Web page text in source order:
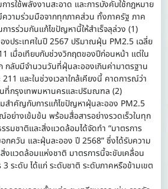
รใช้พลังงานสะอาด และการบังคับใช้กฎหมาย
วามร่วมมือจากทุกภาคส่วน ทั้งภาครัฐ ภาค
การร่วมกันแก้ไขปัญหานี้ให้สำเร็จลุล่วง (1)
เทศในปี 2567 ปริมาณฝุ่น PM2.5 เฉลี่ย
เมื่อเทียบกับช่วงวิกฤตของปีก่อนหน้า แต่ใน
กลับมีจำนวนวันที่ฝุ่นละอองเกินค่ามาตรฐาน
และในช่วงเวลาใกล้เคียงนี้ คาดการณ์ว่า
ที่กรุงเทพมหานครและปริมณฑล (2)
ญกับการแก้ไขปัญหาฝุ่นละออง PM2.5
อย่างเข้มข้น พร้อมสื่อสารอย่างรวดเร็วในทุก
รมชาติและสิ่งแวดล้อมได้จัดทำ “มาตรการ
ควัน และฝุ่นละออง ปี 2568” ซึ่งได้รับความ
งแวดล้อมแห่งชาติ มาตรการนี้จะขับเคลื่อน
3 ระดับ ได้แก่ ระดับชาติ ระดับภาคหรือข้ามเขต